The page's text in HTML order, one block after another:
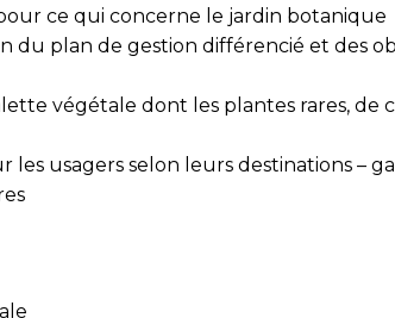
ce qui concerne le jardin botanique
du plan de gestion différencié et des
végétale dont les plantes rares, de
les usagers selon leurs destinations –